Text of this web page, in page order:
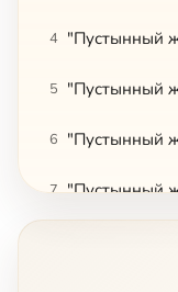
4
5
6
7